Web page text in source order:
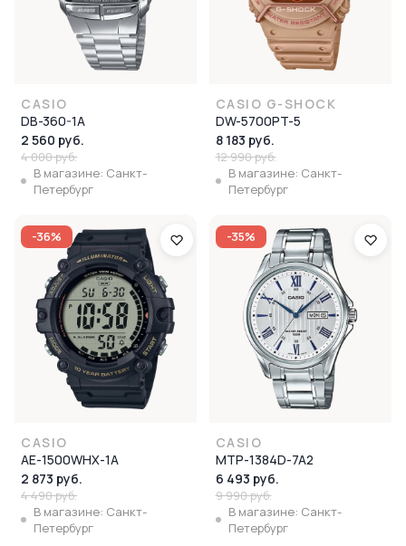
CASIO
DB-360-1A
2 560 руб.
4 000 руб.
В магазине: Санкт-
Петербург
CASIO G-SHOCK
DW-5700PT-5
8 183 руб.
12 990 руб.
В магазине: Санкт-
Петербург
-36%
CASIO
AE-1500WHX-1A
2 873 руб.
4 490 руб.
В магазине: Санкт-
Петербург
-35%
CASIO
MTP-1384D-7A2
6 493 руб.
9 990 руб.
В магазине: Санкт-
Петербург